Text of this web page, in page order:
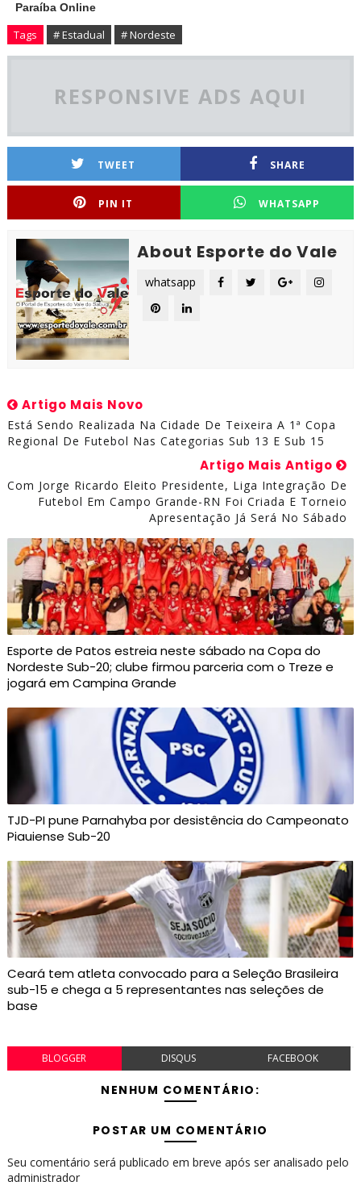
Paraíba Online
Tags # Estadual # Nordeste
RESPONSIVE ADS AQUI
TWEET SHARE
PIN IT WHATSAPP
About Esporte do Vale
whatsapp
Artigo Mais Novo
Está Sendo Realizada Na Cidade De Teixeira A 1ª Copa
Regional De Futebol Nas Categorias Sub 13 E Sub 15
Artigo Mais Antigo
Com Jorge Ricardo Eleito Presidente, Liga Integração De
Futebol Em Campo Grande-RN Foi Criada E Torneio
Apresentação Já Será No Sábado
Esporte de Patos estreia neste sábado na Copa do
Nordeste Sub-20; clube firmou parceria com o Treze e
jogará em Campina Grande
TJD-PI pune Parnahyba por desistência do Campeonato
Piauiense Sub-20
Ceará tem atleta convocado para a Seleção Brasileira
sub-15 e chega a 5 representantes nas seleções de
base
BLOGGER DISQUS FACEBOOK
NENHUM COMENTÁRIO:
POSTAR UM COMENTÁRIO
Seu comentário será publicado em breve após ser analisado pelo
administrador